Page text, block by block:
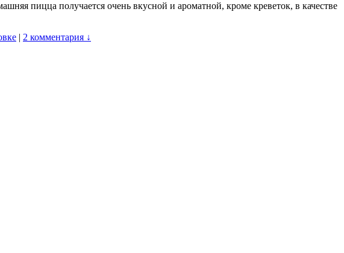
пицца получается очень вкусной и ароматной, кроме креветок, в качестве
| 2 комментария ↓